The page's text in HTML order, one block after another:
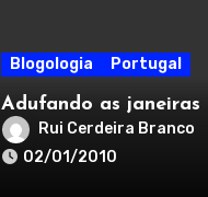
Blogologia Portugal
Adufando as janeiras
Rui Cerdeira Branco
02/01/2010